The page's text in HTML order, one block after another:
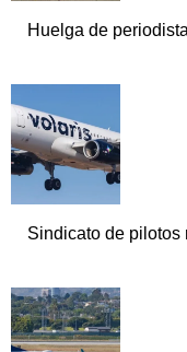
Huelga de
Sindicato de pilotos